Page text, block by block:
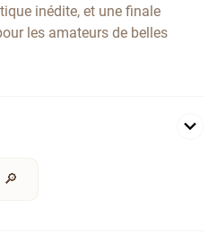
inédite, et une finale
les amateurs de belles